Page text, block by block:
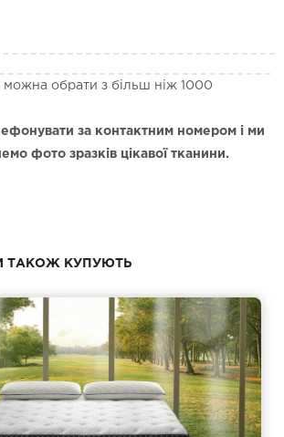
можна обрати з більш ніж 1000
за контактним номером і ми
фото зразків цікавої тканини.
ТАКОЖ КУПУЮТЬ